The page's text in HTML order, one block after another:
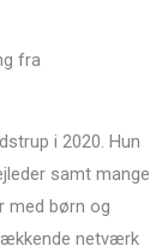
fra
i 2020. Hun
samt mange
med børn og
netværk